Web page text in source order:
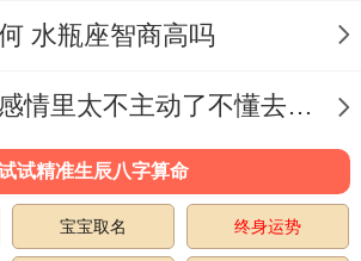
落双子、可再书桌左侧放置
应"太阳星"特质,2025年流年
；
水瓶座智商高吗
这些星座男在感情里太不主动了不懂去爱 这些星座男在感情中排第几
试精准生辰八字算命
宝宝取名 终身运势